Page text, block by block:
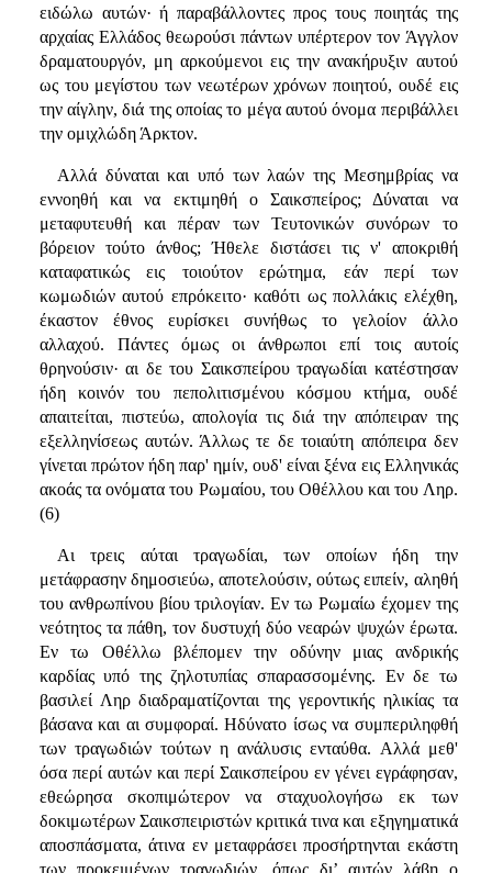
ειδώλω αυτών· ή παραβάλλοντες προς τους ποιητάς της
αρχαίας Ελλάδος θεωρούσι πάντων υπέρτερον τον Άγγλον
δραματουργόν, μη αρκούμενοι εις την ανακήρυξιν αυτού
ως του μεγίστου των νεωτέρων χρόνων ποιητού, ουδέ εις
την αίγλην, διά της οποίας το μέγα αυτού όνομα περιβάλλει
την ομιχλώδη Άρκτον.
Αλλά δύναται και υπό των λαών της Μεσημβρίας να
εννοηθή και να εκτιμηθή ο Σαικσπείρος; Δύναται να
μεταφυτευθή και πέραν των Τευτονικών συνόρων το
βόρειον τούτο άνθος; Ήθελε διστάσει τις ν' αποκριθή
καταφατικώς εις τοιούτον ερώτημα, εάν περί των
κωμωδιών αυτού επρόκειτο· καθότι ως πολλάκις ελέχθη,
έκαστον έθνος ευρίσκει συνήθως το γελοίον άλλο
αλλαχού. Πάντες όμως οι άνθρωποι επί τοις αυτοίς
θρηνούσιν· αι δε του Σαικσπείρου τραγωδίαι κατέστησαν
ήδη κοινόν του πεπολιτισμένου κόσμου κτήμα, ουδέ
απαιτείται, πιστεύω, απολογία τις διά την απόπειραν της
εξελληνίσεως αυτών. Άλλως τε δε τοιαύτη απόπειρα δεν
γίνεται πρώτον ήδη παρ' ημίν, ουδ' είναι ξένα εις Ελληνικάς
ακοάς τα ονόματα του Ρωμαίου, του Οθέλλου και του Ληρ.
(6)
Αι τρεις αύται τραγωδίαι, των οποίων ήδη την
μετάφρασην δημοσιεύω, αποτελούσιν, ούτως ειπείν, αληθή
του ανθρωπίνου βίου τριλογίαν. Εν τω Ρωμαίω έχομεν της
νεότητος τα πάθη, τον δυστυχή δύο νεαρών ψυχών έρωτα.
Εν τω Οθέλλω βλέπομεν την οδύνην μιας ανδρικής
καρδίας υπό της ζηλοτυπίας σπαρασσομένης. Εν δε τω
βασιλεί Ληρ διαδραματίζονται της γεροντικής ηλικίας τα
βάσανα και αι συμφοραί. Ηδύνατο ίσως να συμπεριληφθή
των τραγωδιών τούτων η ανάλυσις ενταύθα. Αλλά μεθ'
όσα περί αυτών και περί Σαικσπείρου εν γένει εγράφησαν,
εθεώρησα σκοπιμώτερον να σταχυολογήσω εκ των
δοκιμωτέρων Σαικσπειριστών κριτικά τινα και εξηγηματικά
αποσπάσματα, άτινα εν μεταφράσει προσήρτηνται εκάστη